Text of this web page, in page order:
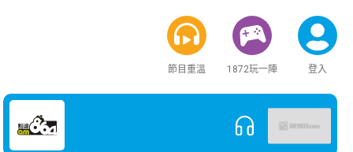
節目重溫 1872玩一陣 登入